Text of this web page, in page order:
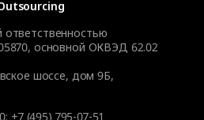
основной ОКВЭД 62.02
шоссе, дом 9Б,
; +7 (495) 795-07-51